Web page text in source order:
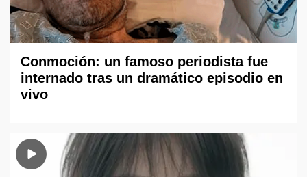
Conmoción: un famoso periodista fue
internado tras un dramático episodio en
vivo